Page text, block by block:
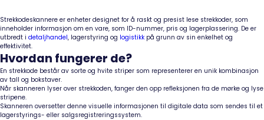
Strekkodeskannere er enheter designet for å raskt og presist lese strekkoder, som
inneholder informasjon om en vare, som ID-nummer, pris og lagerplassering. De er
utbredt i detaljhandel, lagerstyring og logistikk på grunn av sin enkelhet og
effektivitet.
Hvordan fungerer de?
En strekkode består av sorte og hvite striper som representerer en unik kombinasjon
av tall og bokstaver.
Når skanneren lyser over strekkoden, fanger den opp refleksjonen fra de mørke og lyse
stripene.
Skanneren oversetter denne visuelle informasjonen til digitale data som sendes til et
lagerstyrings- eller salgsregistreringssystem.